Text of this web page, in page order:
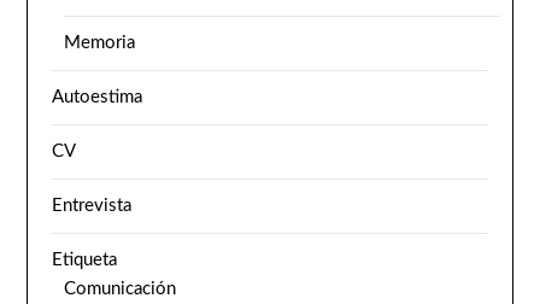
Memoria
Autoestima
CV
Entrevista
Etiqueta
Comunicación